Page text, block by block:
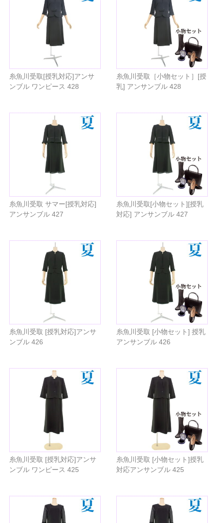
糸魚川受取[授乳対応]アンサ
ンブル ワンピース 428
糸魚川受取［小物セット］[授
乳] アンサンブル 428
糸魚川受取 サマー[授乳対応]
アンサンブル 427
糸魚川受取[小物セット][授乳
対応] アンサンブル 427
糸魚川受取 [授乳対応]アンサ
ンブル 426
糸魚川受取 [小物セット] 授乳
アンサンブル 426
糸魚川受取 [授乳対応]アンサ
ンブル ワンピース 425
糸魚川受取 [小物セット]授乳
対応アンサンブル 425